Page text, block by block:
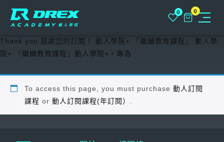
0 0
關於
動人學院+
NLC俱樂部
Thank you 感謝您的訂閱！ 動人學院+ 「繼續教育課程」 動人學
院+ 「繼續教育課程」動人學院+，專為
To access this page, you must purchase 動人訂閱
課程 or 動人訂閱課程(年訂閱）